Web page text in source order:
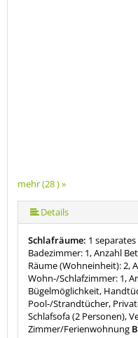
mehr (28 ) »
mehr (28 ) »
mehr (28 ) »
mehr (28 ) »
mehr (28 ) »
mehr (28 ) »
mehr (28 ) »
mehr (28 ) »
mehr (28 ) »
mehr (28 ) »
mehr (28 ) »
mehr (28 ) »
mehr (28 ) »
mehr (28 ) »
mehr (28 ) »
mehr (28 ) »
mehr (28 ) »
mehr (28 ) »
mehr (28 ) »
mehr (28 ) »
mehr (28 ) »
mehr (28 ) »
mehr (28 ) »
mehr (28 ) »
mehr (28 ) »
Details
Schlafräume: 1
Badezimmer: 1, Anzahl
Räume (Wohneinheit): 2,
Wohn-/Schlafzimmer: 1,
Bügelmöglichkeit,
Pool-/Strandtücher,
Schlafsofa (2 Personen),
Zimmer/Ferienwohnung